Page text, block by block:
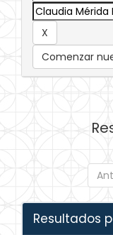
Comenzar
Resultados